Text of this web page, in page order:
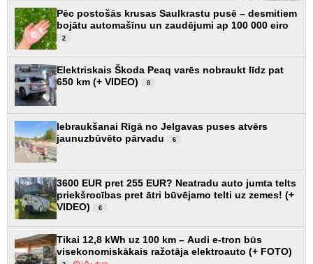
Pēc postošās krusas Saulkrastu pusē – desmitiem
bojātu automašīnu un zaudējumi ap 100 000 eiro
2
Elektriskais Škoda Peaq varēs nobraukt līdz pat
650 km (+ VIDEO)
8
Iebraukšanai Rīgā no Jelgavas puses atvērs
jaunuzbūvēto pārvadu
6
3600 EUR pret 255 EUR? Neatradu auto jumta telts
priekšrocības pret ātri būvējamo telti uz zemes! (+
VIDEO)
6
Tikai 12,8 kWh uz 100 km – Audi e-tron būs
visekonomiskākais ražotāja elektroauto (+ FOTO)